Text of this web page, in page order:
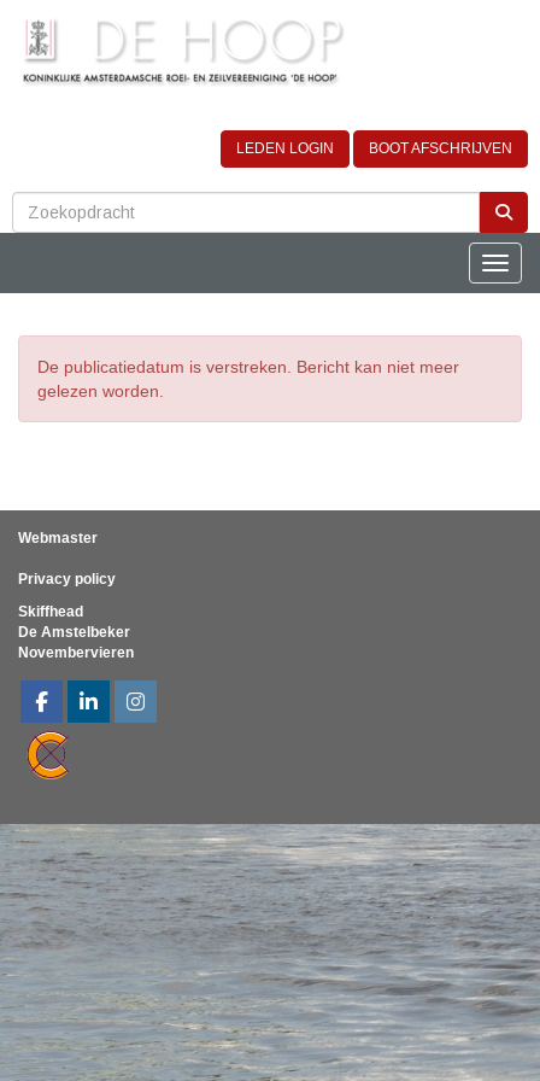
LEDEN LOGIN BOOT AFSCHRIJVEN
De publicatiedatum is verstreken. Bericht kan niet meer
gelezen worden.
Webmaster
Privacy policy
Skiffhead
De Amstelbeker
Novembervieren